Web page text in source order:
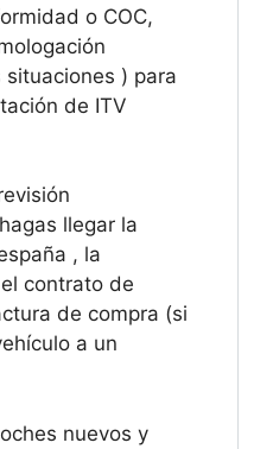
o COC,
) para
de ITV
llegar la
, la
contrato de
de compra (si
a un
nuevos y